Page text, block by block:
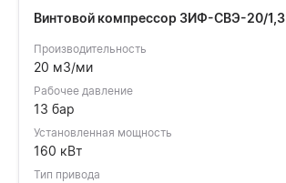
Винтовой компрессор ЗИФ-СВЭ-20/
Производительность
20 м3/ми
Рабочее давление
13 бар
Установленная мощность
160 кВт
Тип привода